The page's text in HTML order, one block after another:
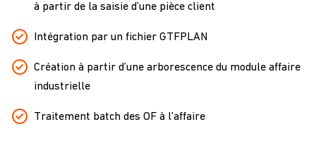
à partir de la saisie d’une pièce client
Intégration par un fichier GTFPLAN
Création à partir d’une arborescence du module affaire
industrielle
Traitement batch des OF à l’affaire